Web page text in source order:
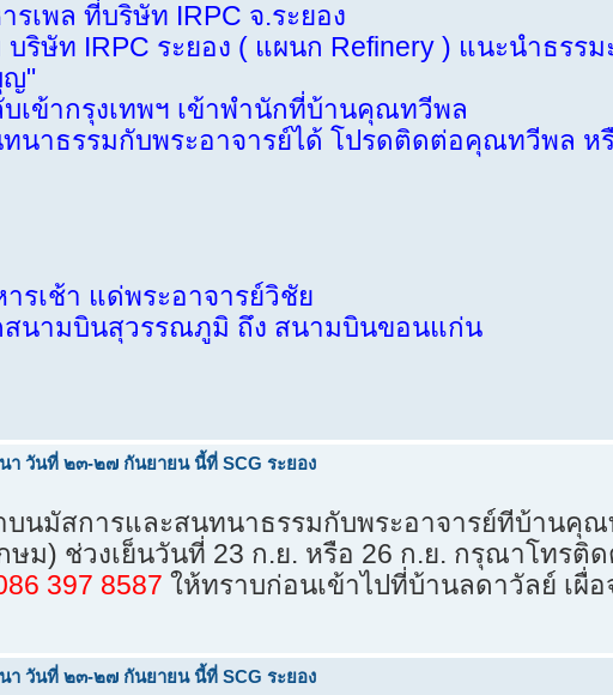
พล ที่บริษัท IRPC จ.ระยอง
IRPC ระยอง ( แผนก Refinery ) แนะนำธรรม
ญ"
ข้ากรุงเทพฯ เข้าพำนักที่บ้านคุณทวีพล
นาธรรมกับพระอาจารย์ได้ โปรดติดต่อคุณทวีพล
า แด่พระอาจารย์วิชัย
นามบินสุวรรณภูมิ ถึง สนามบินขอนแก่น
า วันที่ ๒๓-๒๗ กันยายน นี้ที่ SCG ระยอง
บนมัสการและสนทนาธรรมกับพระอาจารย์ที่บ้านคุ
ม) ช่วงเย็นวันที่ 23 ก.ย. หรือ 26 ก.ย. กรุณาโทรติ
397 8587 ให้ทราบก่อนเข้าไปที่บ้านลดาวัลย์ เผื่อ
า วันที่ ๒๓-๒๗ กันยายน นี้ที่ SCG ระยอง